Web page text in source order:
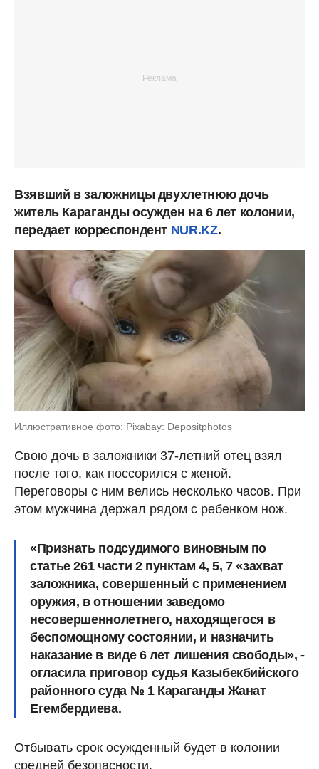
Взявший в заложницы двухлетнюю дочь
житель Караганды осужден на 6 лет колонии,
передает корреспондент NUR.KZ.
Иллюстративное фото: Pixabay: Depositphotos
Свою дочь в заложники 37-летний отец взял
после того, как поссорился с женой.
Переговоры с ним велись несколько часов. При
этом мужчина держал рядом с ребенком нож.
«Признать подсудимого виновным по
статье 261 части 2 пунктам 4, 5, 7 «захват
заложника, совершенный с применением
оружия, в отношении заведомо
несовершеннолетнего, находящегося в
беспомощному состоянии, и назначить
наказание в виде 6 лет лишения свободы», -
огласила приговор судья Казыбекбийского
районного суда № 1 Караганды Жанат
Егембердиева.
Отбывать срок осужденный будет в колонии
средней безопасности.